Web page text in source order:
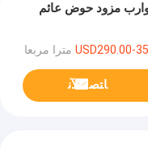
مزود حوض عائم
ﺎﺘﺼﻟ ﺍﻶﻧ